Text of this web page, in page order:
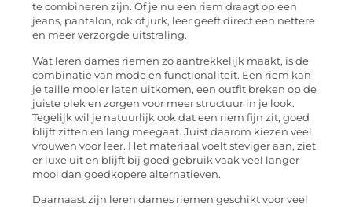
te combineren zijn. Of je nu een riem draagt op een
jeans, pantalon, rok of jurk, leer geeft direct een nettere
en meer verzorgde uitstraling.
Wat leren dames riemen zo aantrekkelijk maakt, is de
combinatie van mode en functionaliteit. Een riem kan
je taille mooier laten uitkomen, een outfit breken op de
juiste plek en zorgen voor meer structuur in je look.
Tegelijk wil je natuurlijk ook dat een riem fijn zit, goed
blijft zitten en lang meegaat. Juist daarom kiezen veel
vrouwen voor leer. Het materiaal voelt steviger aan, ziet
er luxe uit en blijft bij goed gebruik vaak veel langer
mooi dan goedkopere alternatieven.
Daarnaast zijn leren dames riemen geschikt voor veel